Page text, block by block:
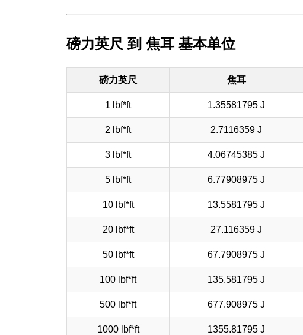
磅力英尺 到 焦耳 基本单位
磅力英尺 焦耳
1 lbf*ft 1.35581795 J
2 lbf*ft 2.7116359 J
3 lbf*ft 4.06745385 J
5 lbf*ft 6.77908975 J
10 lbf*ft 13.5581795 J
20 lbf*ft 27.116359 J
50 lbf*ft 67.7908975 J
100 lbf*ft 135.581795 J
500 lbf*ft 677.908975 J
1000 lbf*ft 1355.81795 J